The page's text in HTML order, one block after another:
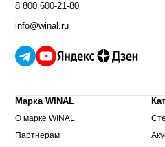
8 800 600-21-80
info@winal.ru
Марка WINAL
О марке WINAL
Партнерам